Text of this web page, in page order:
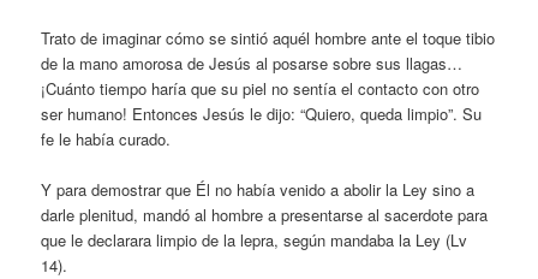
Trato de imaginar cómo se sintió aquél hombre ante el toque tibio
de la mano amorosa de Jesús al posarse sobre sus llagas…
¡Cuánto tiempo haría que su piel no sentía el contacto con otro
ser humano! Entonces Jesús le dijo: “Quiero, queda limpio”. Su
fe le había curado.
Y para demostrar que Él no había venido a abolir la Ley sino a
darle plenitud, mandó al hombre a presentarse al sacerdote para
que le declarara limpio de la lepra, según mandaba la Ley (Lv
14).